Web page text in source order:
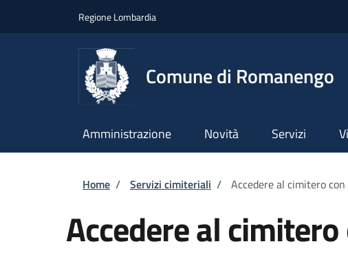
Regione Lombardia
Comune di Romanengo
Amministrazione Novità Servizi
Briciole di pane
Home / Servizi cimiteriali / Accedere al cimitero
Accedere al